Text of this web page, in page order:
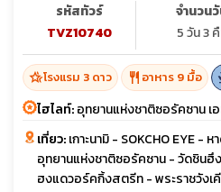
รหัสทัวร์
TVZ10740
จำนวน
5 วัน 3
hotel_classโรงแรม 3 ดาว restaurant อาหาร 9 มื้อ
ไฮไลท์:อุทยานแห่งชาติซอรัคซาน เ
เที่ยว:เกาะนามิ - SOKCHO EYE -
อุทยานแห่งชาติซอรัคซาน - วัดชินฮึ
ฮงแดวอร์คกิ้งสตรีท - พระราชวังเ